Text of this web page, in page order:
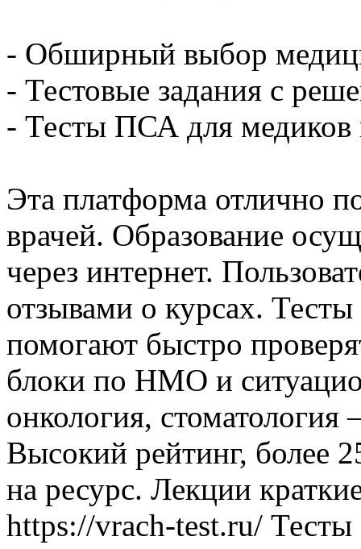
- Обширный выбор
- Тестовые задания с
- Тесты ПСА для медиков
Эта платформа отлично
врачей. Образование
через интернет.
отзывами о курсах. Тесты
помогают быстро
блоки по НМО и
онкология,
Высокий рейтинг, более
на ресурс. Лекции
https://vrach-test.ru/ Тесты